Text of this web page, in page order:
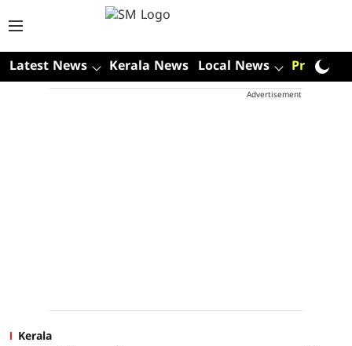
Latest News Kerala News Local News Premium
Advertisement
Kerala